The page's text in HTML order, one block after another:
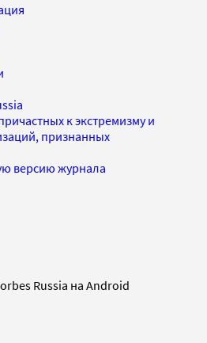
к экстремизму и
признанных
версию журнала
Russia на Android